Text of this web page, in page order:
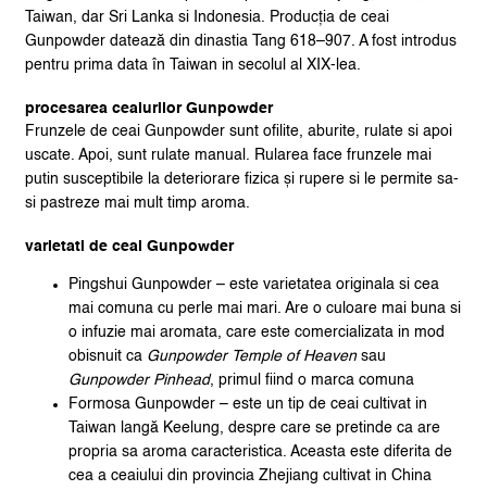
Taiwan, dar Sri Lanka si Indonesia. Producția de ceai
Gunpowder datează din dinastia Tang 618–907. A fost introdus
pentru prima data în Taiwan in secolul al XIX-lea.
procesarea ceaiurilor Gunpowder
Frunzele de ceai Gunpowder sunt ofilite, aburite, rulate si apoi
uscate. Apoi, sunt rulate manual. Rularea face frunzele mai
putin susceptibile la deteriorare fizica și rupere si le permite sa-
si pastreze mai mult timp aroma.
varietati de ceai Gunpowder
Pingshui Gunpowder – este varietatea originala si cea
mai comuna cu perle mai mari. Are o culoare mai buna si
o infuzie mai aromata, care este comercializata in mod
obisnuit ca Gunpowder Temple of Heavensau
Gunpowder Pinhead, primul fiind o marca comuna
Formosa Gunpowder – este un tip de ceai cultivat in
Taiwan langă Keelung, despre care se pretinde ca are
propria sa aroma caracteristica. Aceasta este diferita de
cea a ceaiului din provincia Zhejiang cultivat in China